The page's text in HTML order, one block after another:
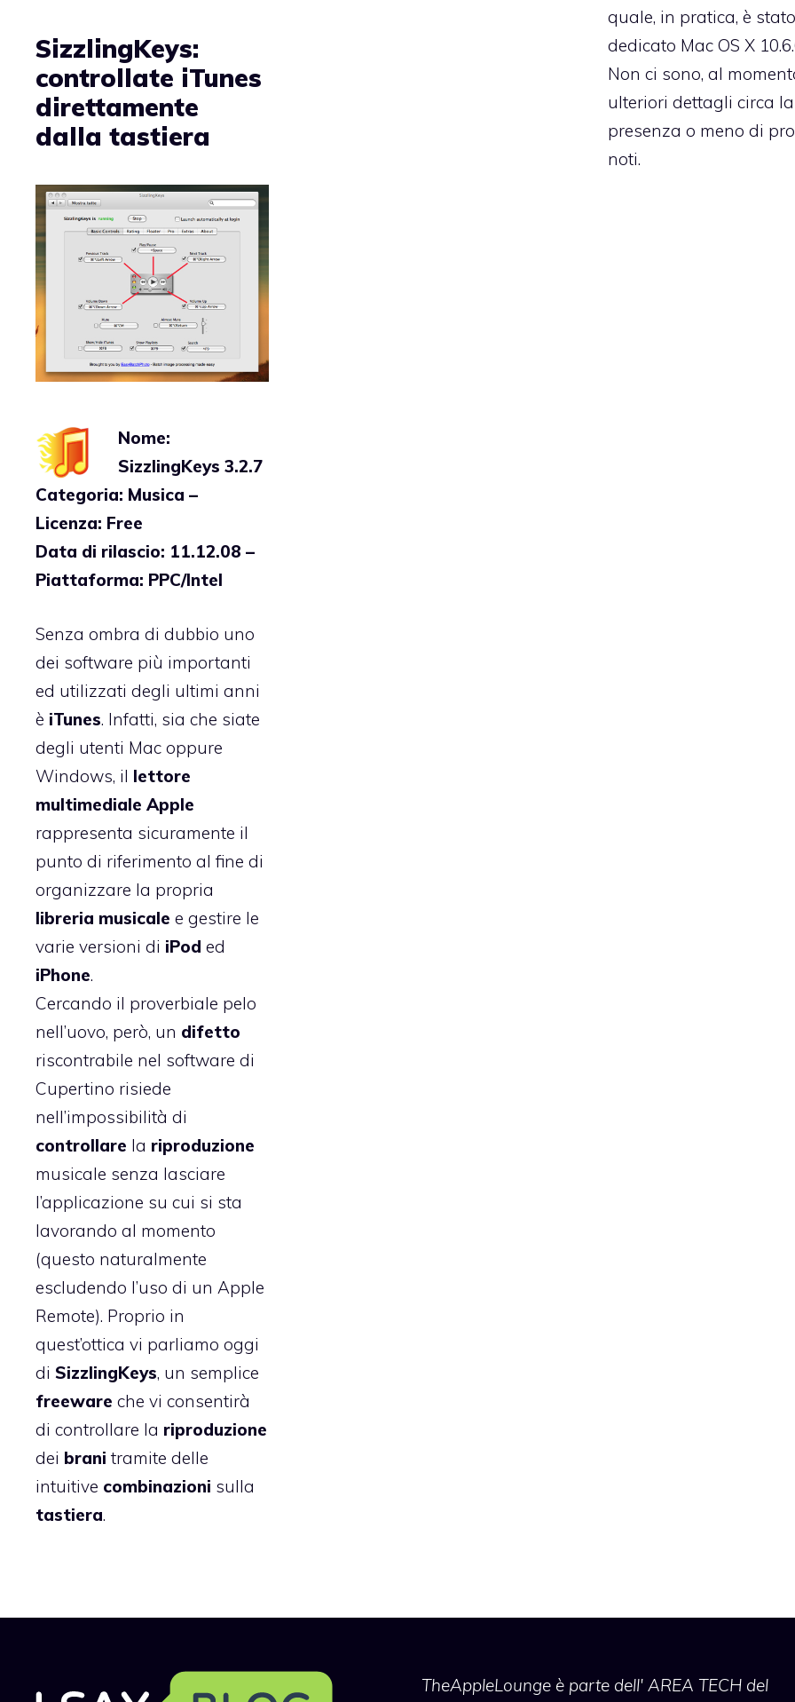
quale, in pratica, è stato
dedicato Mac OS X
Non ci sono, al
ulteriori dettagli circa la
presenza o meno di
noti.
SizzlingKeys:
controllate iTunes
direttamente
dalla tastiera
Nome:
SizzlingKeys 3.2.7
Categoria: Musica –
Licenza: Free
Data di rilascio: 11.12.08 –
Piattaforma: PPC/Intel
Senza ombra di dubbio uno
dei software più importanti
ed utilizzati degli ultimi anni
è iTunes. Infatti, sia che siate
degli utenti Mac oppure
Windows, il lettore
multimediale Apple
rappresenta sicuramente il
punto di riferimento al fine di
organizzare la propria
libreria musicale e gestire le
varie versioni di iPod ed
iPhone.
Cercando il proverbiale pelo
nell’uovo, però, un difetto
riscontrabile nel software di
Cupertino risiede
nell’impossibilità di
controllare la riproduzione
musicale senza lasciare
l’applicazione su cui si sta
lavorando al momento
(questo naturalmente
escludendo l’uso di un Apple
Remote). Proprio in
quest’ottica vi parliamo oggi
di SizzlingKeys, un semplice
freeware che vi consentirà
di controllare la riproduzione
dei brani tramite delle
intuitive combinazioni sulla
tastiera.
TheAppleLoungeè parte dell' AREA TECH del